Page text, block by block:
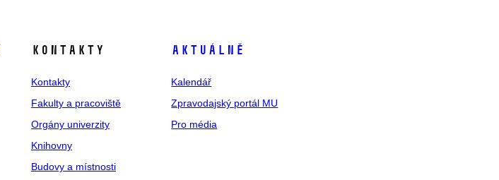
Kontakty
Kontakty
Fakulty a pracoviště
Orgány univerzity
Knihovny
Budovy a místnosti
Aktuálně
Kalendář
Zpravodajský portál MU
Pro média